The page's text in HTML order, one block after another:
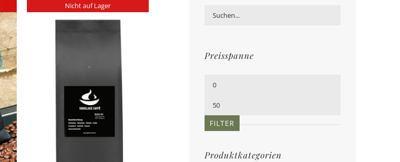
Nicht auf Lager
Preisspanne
Min.
Max.
Preis
FILTER
Produktkategorien